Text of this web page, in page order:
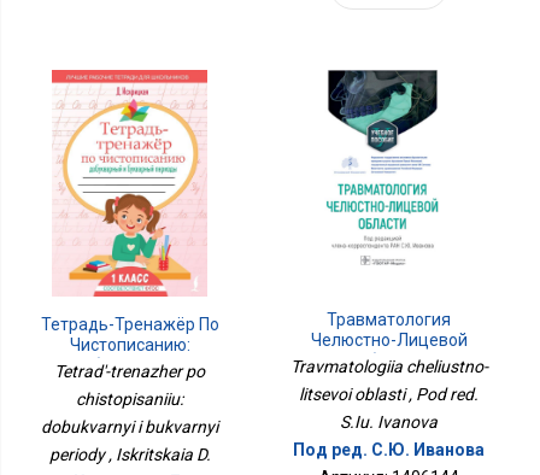
Тетрадь-Тренажёр По
Чистописанию:
Добукварный И
Букварный Периоды
Tetrad'-trenazher po
chistopisaniiu:
dobukvarnyi i bukvarnyi
periody , Iskritskaia D.
Травматология
Челюстно-Лицевой
Области
Travmatologiia cheliustno-
litsevoi oblasti , Pod red.
S.Iu. Ivanova
Под ред. С.Ю. Иванова